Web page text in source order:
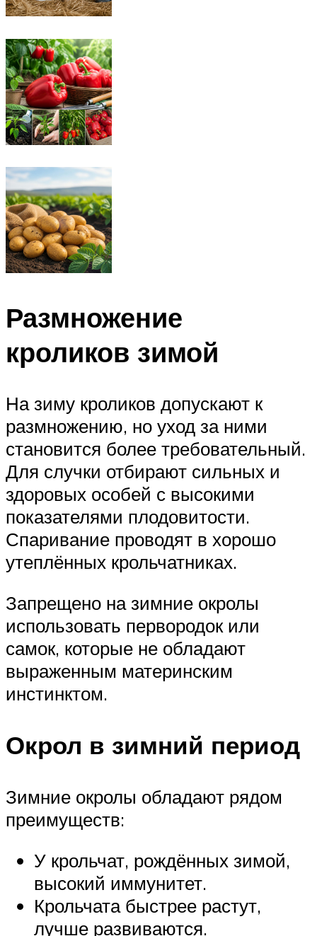
Размножение
кроликов зимой
На зиму кроликов допускают к
размножению, но уход за ними
становится более требовательный.
Для случки отбирают сильных и
здоровых особей с высокими
показателями плодовитости.
Спаривание проводят в хорошо
утеплённых крольчатниках.
Запрещено на зимние окролы
использовать первородок или
самок, которые не обладают
выраженным материнским
инстинктом.
Окрол в зимний период
Зимние окролы обладают рядом
преимуществ:
У крольчат, рождённых зимой,
высокий иммунитет.
Крольчата быстрее растут,
лучше развиваются.